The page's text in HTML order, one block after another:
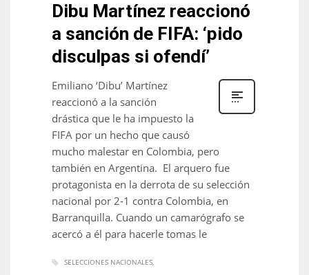
Dibu Martínez reaccionó
a sanción de FIFA: ‘pido
disculpas si ofendí’
Emiliano ‘Dibu’ Martínez
reaccionó a la sanción
drástica que le ha impuesto la
FIFA por un hecho que causó
mucho malestar en Colombia, pero
también en Argentina. El arquero fue
protagonista en la derrota de su selección
nacional por 2-1 contra Colombia, en
Barranquilla. Cuando un camarógrafo se
acercó a él para hacerle tomas le
SELECCIONES NACIONALES